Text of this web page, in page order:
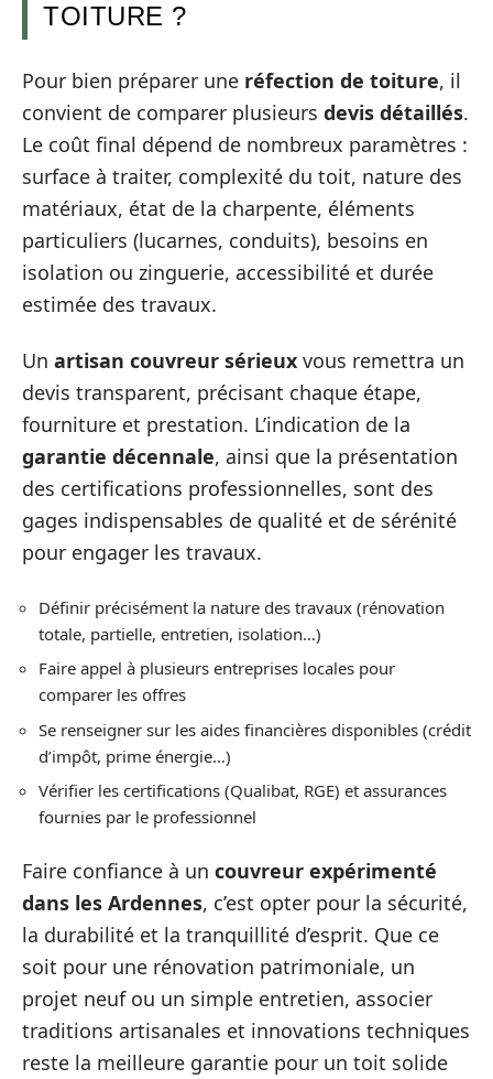
TOITURE ?
Pour bien préparer une réfection de toiture, il
convient de comparer plusieurs devis détaillés.
Le coût final dépend de nombreux paramètres :
surface à traiter, complexité du toit, nature des
matériaux, état de la charpente, éléments
particuliers (lucarnes, conduits), besoins en
isolation ou zinguerie, accessibilité et durée
estimée des travaux.
Un artisan couvreur sérieux vous remettra un
devis transparent, précisant chaque étape,
fourniture et prestation. L’indication de la
garantie décennale, ainsi que la présentation
des certifications professionnelles, sont des
gages indispensables de qualité et de sérénité
pour engager les travaux.
Définir précisément la nature des travaux (rénovation
totale, partielle, entretien, isolation…)
Faire appel à plusieurs entreprises locales pour
comparer les offres
Se renseigner sur les aides financières disponibles (crédit
d’impôt, prime énergie…)
Vérifier les certifications (Qualibat, RGE) et assurances
fournies par le professionnel
Faire confiance à un couvreur expérimenté
dans les Ardennes, c’est opter pour la sécurité,
la durabilité et la tranquillité d’esprit. Que ce
soit pour une rénovation patrimoniale, un
projet neuf ou un simple entretien, associer
traditions artisanales et innovations techniques
reste la meilleure garantie pour un toit solide